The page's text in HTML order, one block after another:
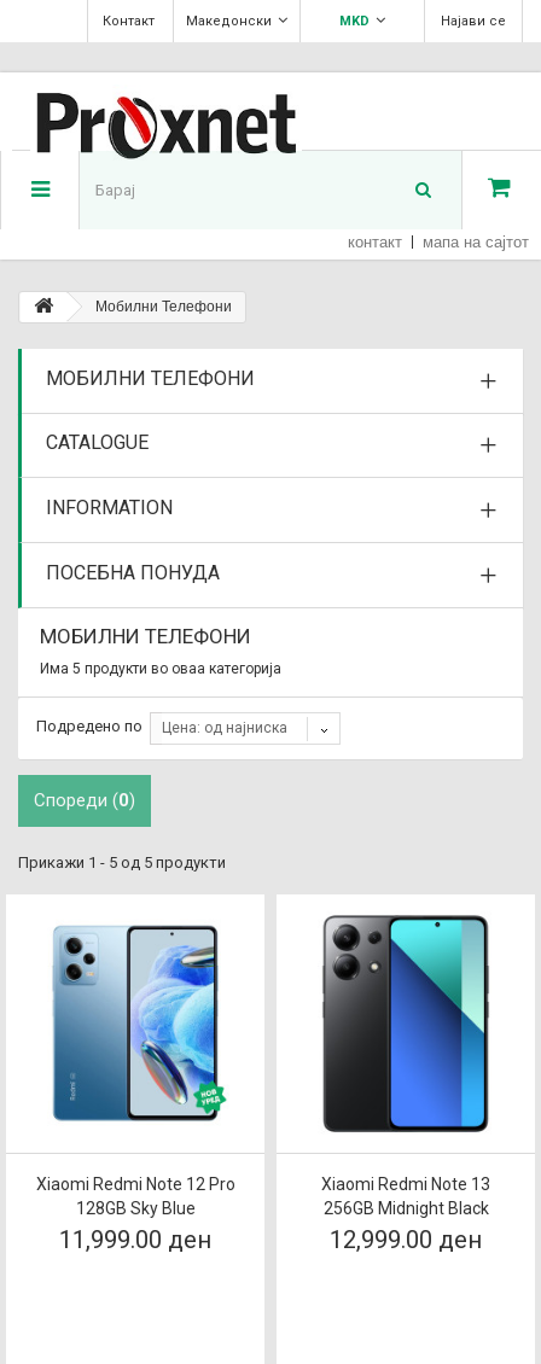
Најави се
MKD
Македонски
Контакт
контакт мапа на сајтот
Мобилни Телефони
МОБИЛНИ ТЕЛЕФОНИ
CATALOGUE
INFORMATION
ПОСЕБНА ПОНУДА
МОБИЛНИ ТЕЛЕФОНИ
Има 5 продукти во оваа категорија
Подредено по Цена: од најниска
Спореди (0)
Прикажи 1 - 5 од 5 продукти
Xiaomi Redmi Note 12 Pro
128GB Sky Blue
11,999.00 ден
Xiaomi Redmi Note 13
256GB Midnight Black
12,999.00 ден